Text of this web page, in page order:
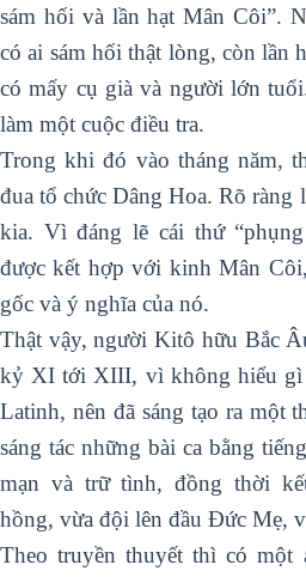
sám hối và lần hạt Mân Côi”.
có ai sám hối thật lòng, còn lần
có mấy cụ già và người lớn
làm một cuộc điều tra.
Trong khi đó vào tháng năm,
đua tổ chức Dâng Hoa. Rõ ràng
kia. Vì đáng lẽ cái thứ
được kết hợp với kinh Mân
gốc và ý nghĩa của nó.
Thật vậy, người Kitô hữu Bắc
kỷ XI tới XIII, vì không hiểu gì
Latinh, nên đã sáng tạo ra một
sáng tác những bài ca bằng
mạn và trữ tình, đồng thời
hồng, vừa đội lên đầu Đức Mẹ,
Theo truyền thuyết thì có